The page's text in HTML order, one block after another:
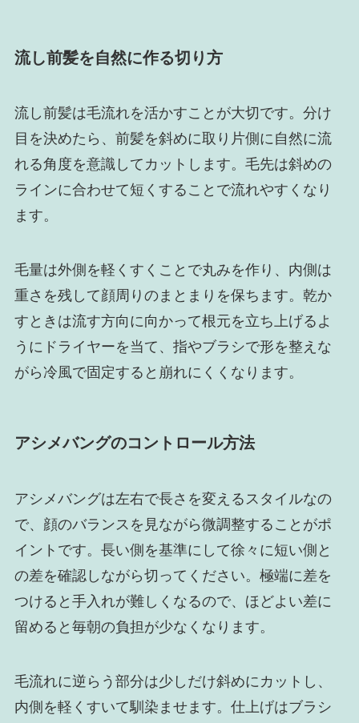
流し前髪を自然に作る切り方
流し前髪は毛流れを活かすことが大切です。分け
目を決めたら、前髪を斜めに取り片側に自然に流
れる角度を意識してカットします。毛先は斜めの
ラインに合わせて短くすることで流れやすくなり
ます。
毛量は外側を軽くすくことで丸みを作り、内側は
重さを残して顔周りのまとまりを保ちます。乾か
すときは流す方向に向かって根元を立ち上げるよ
うにドライヤーを当て、指やブラシで形を整えな
がら冷風で固定すると崩れにくくなります。
アシメバングのコントロール方法
アシメバングは左右で長さを変えるスタイルなの
で、顔のバランスを見ながら微調整することがポ
イントです。長い側を基準にして徐々に短い側と
の差を確認しながら切ってください。極端に差を
つけると手入れが難しくなるので、ほどよい差に
留めると毎朝の負担が少なくなります。
毛流れに逆らう部分は少しだけ斜めにカットし、
内側を軽くすいて馴染ませます。仕上げはブラシ